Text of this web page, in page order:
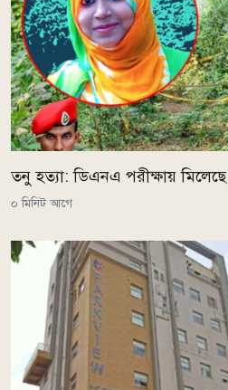
তনু হত্যা: ডিএনএ পরীক্ষায়
০ মিনিট আগে